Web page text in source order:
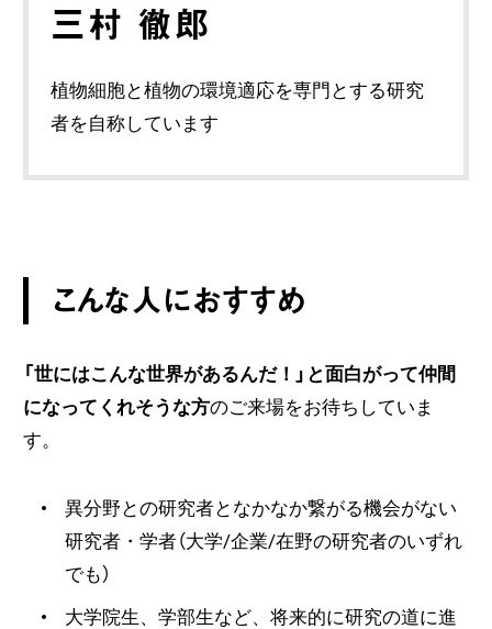
三村 徹郎
植物細胞と植物の環境適応を専門とする研究
者を自称しています
こんな人におすすめ
「世にはこんな世界があるんだ！」と面白がって仲間
になってくれそうな方のご来場をお待ちしていま
す。
異分野との研究者となかなか繋がる機会がない
研究者・学者（大学/企業/在野の研究者のいずれ
でも）
大学院生、学部生など、将来的に研究の道に進